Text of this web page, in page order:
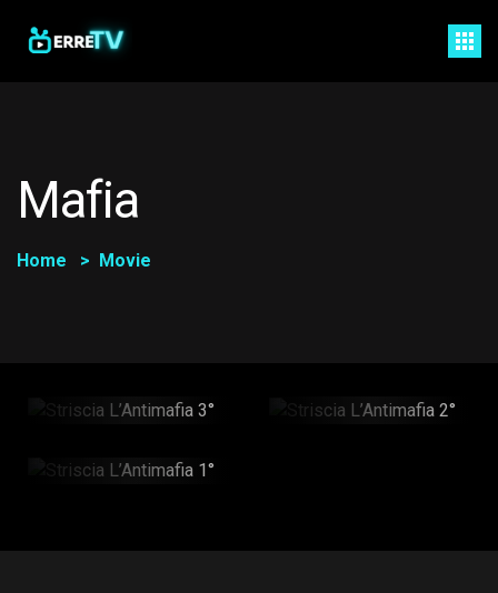
Mafia
Home Movie
Striscia
L’Antimafia 3°
Striscia
L’Antimafia 2°
Striscia
L’Antimafia 1°